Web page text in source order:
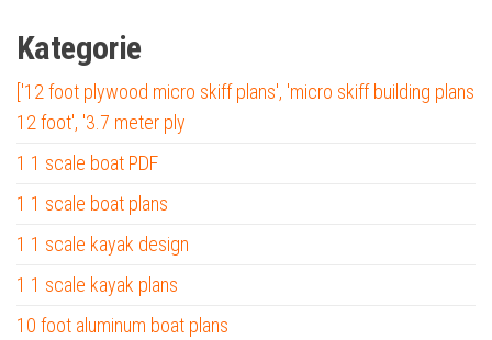
Kategorie
['12 foot plywood micro skiff plans', 'micro skiff building plans
12 foot', '3.7 meter ply
1 1 scale boat PDF
1 1 scale boat plans
1 1 scale kayak design
1 1 scale kayak plans
10 foot aluminum boat plans